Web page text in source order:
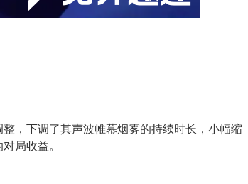
，下调了其声波帷幕烟雾的持续时长，小幅缩
局收益。